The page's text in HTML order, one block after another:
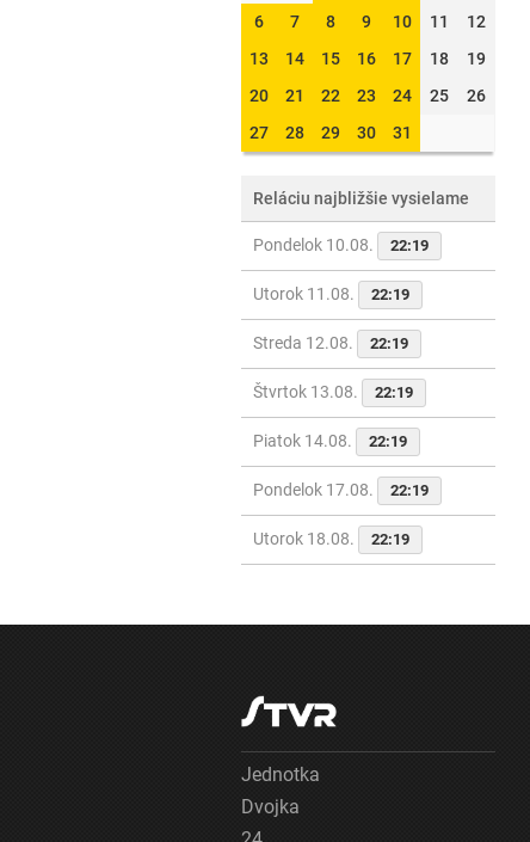
6
7 8 9 10 11
12
13
14 15 16 17 18
19
20
21 22 23 24 25
26
27
28 29 30 31
Reláciu najbližšie vysielame
Pondelok 10.08. 22:19
Utorok 11.08. 22:19
Streda 12.08. 22:19
Štvrtok 13.08. 22:19
Piatok 14.08. 22:19
Pondelok 17.08. 22:19
Utorok 18.08. 22:19
Jednotka
Dvojka